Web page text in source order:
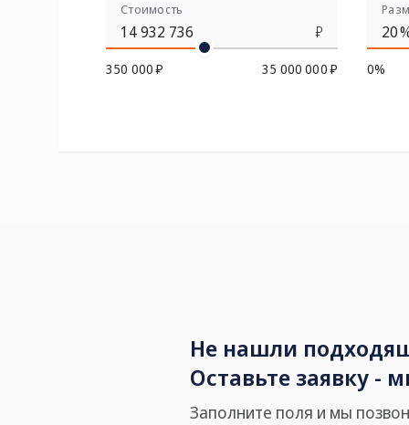
Стоимость
₽
350 000 ₽ 35 000 000 ₽ 0%
Не нашли
Оставьте заявку -
Заполните поля и мы